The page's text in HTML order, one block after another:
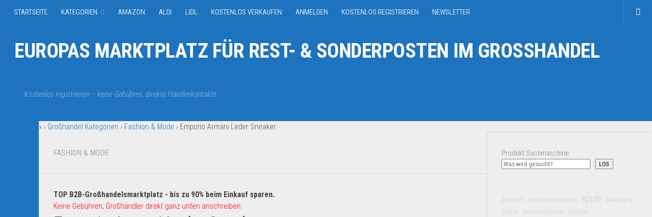
STARTSEITE KATEGORIEN AMAZON ALDI LIDL KOSTENLOS VERKAUFEN ANMELDEN KOSTENLOS REGISTRIEREN NEWSLETTER
EUROPAS MARKTPLATZ FÜR REST- & SONDERPOSTEN IM GROSSHANDEL
Kostenlos registrieren – keine Gebühren, direkte Händlerkontakte
» › Großhandel Kategorien › Fashion & Mode › Emporio Armani Leder Sneaker
FASHION & MODE
TOP B2B-Großhandelsmarktplatz - bis zu 90% beim Einkauf sparen.
Keine Gebühren, Großhändler direkt ganz unten anschreiben.
Produkt Suchmaschine
LOS
Amazon amazon restposten apple Bekleidung
Collier Damenschuhe fashion